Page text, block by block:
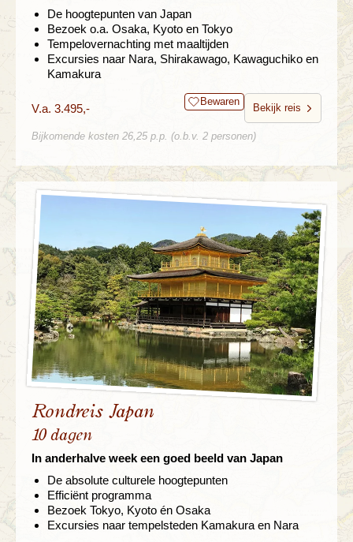
De hoogtepunten van Japan
Bezoek o.a. Osaka, Kyoto en Tokyo
Tempelovernachting met maaltijden
Excursies naar Nara, Shirakawago, Kawaguchiko en
Kamakura
V.a. 3.495,- Bewaren
Bekijk reis
Bijkomende kosten 26,25 p.p. (o.b.v. 2 personen)
Rondreis Japan
10 dagen
In anderhalve week een goed beeld van Japan
De absolute culturele hoogtepunten
Efficiënt programma
Bezoek Tokyo, Kyoto én Osaka
Excursies naar tempelsteden Kamakura en Nara